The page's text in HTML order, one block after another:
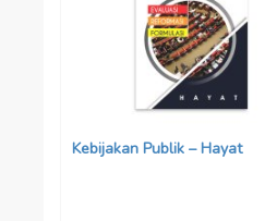
Kebijakan Publik – Hayat